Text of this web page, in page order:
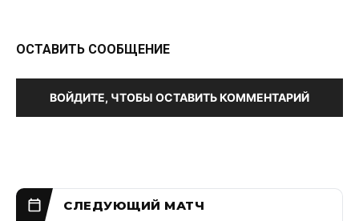
ОСТАВИТЬ СООБЩЕНИЕ
ВОЙДИТЕ, ЧТОБЫ ОСТАВИТЬ КОММЕНТАРИЙ